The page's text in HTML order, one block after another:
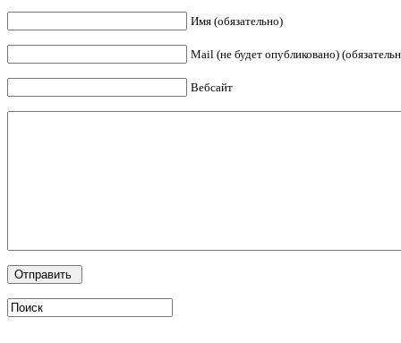
Имя (обязательно)
Mail (не будет опубликовано)
Вебсайт